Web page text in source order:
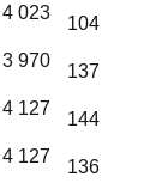
4 023
104
3 970
137
4 127
144
4 127
136